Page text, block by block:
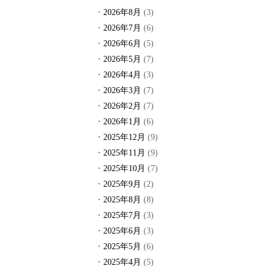
2026年8月 (3)
2026年7月 (6)
2026年6月 (5)
2026年5月 (7)
2026年4月 (3)
2026年3月 (7)
2026年2月 (7)
2026年1月 (6)
2025年12月 (9)
2025年11月 (9)
2025年10月 (7)
2025年9月 (2)
2025年8月 (8)
2025年7月 (3)
2025年6月 (3)
2025年5月 (6)
2025年4月 (5)